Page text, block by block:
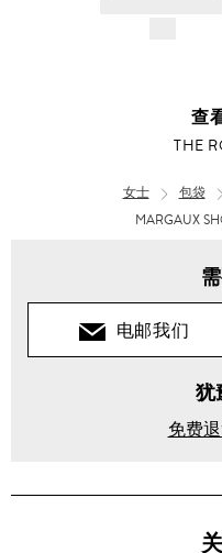
查
THE
女士 包袋
MARGAUX
电邮我们
犹
免费